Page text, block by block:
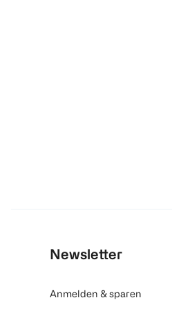
Newsletter
Anmelden & sparen